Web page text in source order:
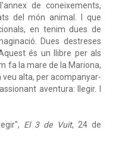
de coneixements,
del món animal. I que
en tenim dues de
Dues destreses
és un llibre per als
fa la mare de la Mariona,
alta, per acompanyar-
aventura: llegir. I
El 3 de Vuit, 24 de